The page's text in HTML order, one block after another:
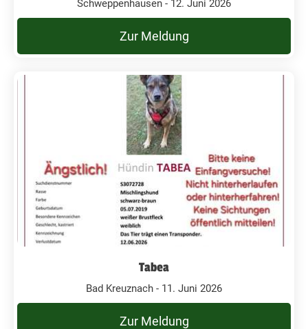
Schweppenhausen - 12. Juni 2026
Zur Meldung
Tabea
Bad Kreuznach - 11. Juni 2026
Zur Meldung